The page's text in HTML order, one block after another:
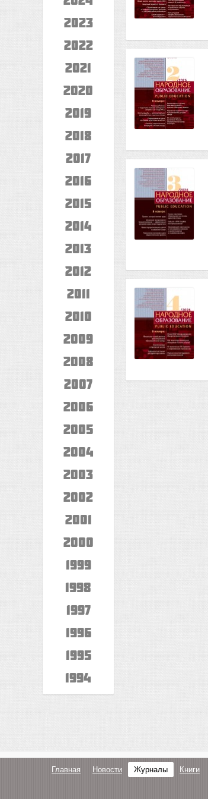
2023
2022
2021
2020
2019
2018
2017
2016
2015
2014
2013
2012
2011
2010
2009
2008
2007
2006
2005
2004
2003
2002
2001
2000
1999
1998
1997
1996
1995
1994
Главная Новости Журналы Книги